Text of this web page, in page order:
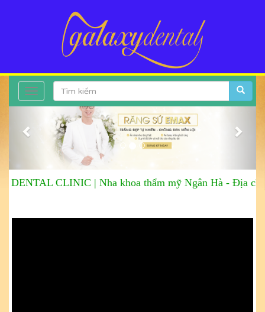
Toggle
navigation
Previous Next
CLINIC |Nha khoa thẩm mỹ Ngân Hà- Địa chỉ: